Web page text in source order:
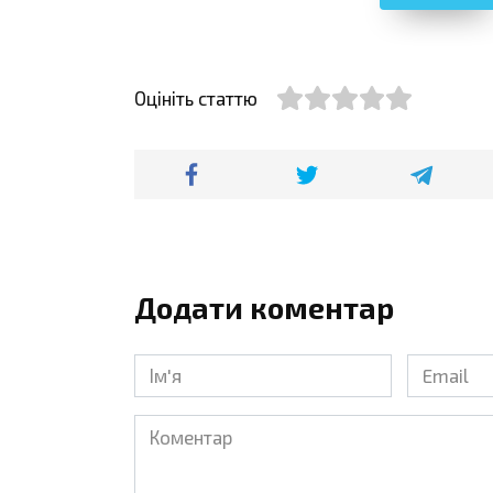
Оцініть статтю
Додати коментар
Ім'я
Email
Коментар